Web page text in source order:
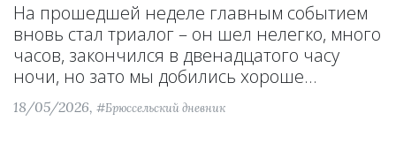
На прошедшей неделе главным событием
вновь стал триалог – он шел нелегко, много
часов, закончился в двенадцатого часу
ночи, но зато мы добились хороше...
18/05/2026, #Брюссельский дневник